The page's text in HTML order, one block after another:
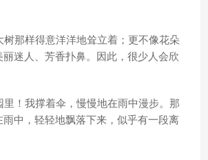
树那样得意洋洋地耸立着；更不像花朵
迷人、芳香扑鼻。因此，很少人会欣
里！我撑着伞，慢慢地在雨中漫步。那
中，轻轻地飘落下来，似乎有一段离